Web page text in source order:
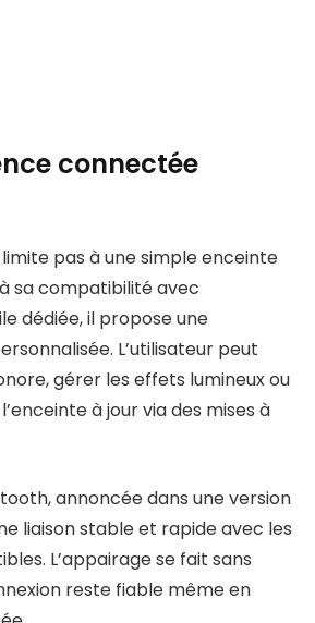
connectée
limite pas à une simple enceinte
sa compatibilité avec
dédiée, il propose une
L’utilisateur peut
gérer les effets lumineux ou
à jour via des mises à
annoncée dans une version
liaison stable et rapide avec les
L’appairage se fait sans
reste fiable même en